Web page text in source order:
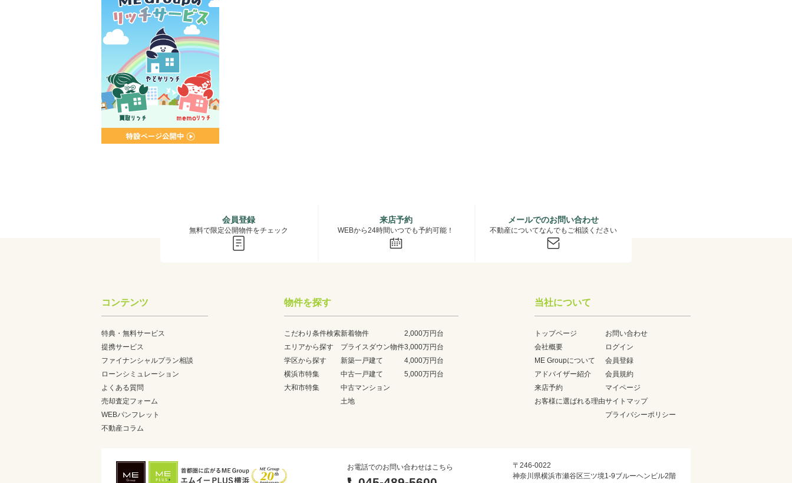
会員登録
無料で限定公開物件をチェック
来店予約
WEBから24時間いつでも予約可能！
メールでのお問い合わせ
不動産についてなんでもご相談ください
コンテンツ
特典・無料サービス
提携サービス
ファイナンシャルプラン相談
ローンシミュレーション
よくある質問
売却査定フォーム
WEBパンフレット
不動産コラム
物件を探す
こだわり条件検索
エリアから探す
学区から探す
横浜市特集
大和市特集
新着物件
プライスダウン物件
新築一戸建て
中古一戸建て
中古マンション
土地
2,000万円台
3,000万円台
4,000万円台
5,000万円台
当社について
トップページ
会社概要
ME Groupについて
アドバイザー紹介
来店予約
お客様に選ばれる理由
お問い合わせ
ログイン
会員登録
会員規約
マイページ
サイトマップ
プライバシーポリシー
お電話でのお問い合わせはこちら
〒246-0022
神奈川県横浜市瀬谷区三ツ境1-9ブルーヘンビル2階